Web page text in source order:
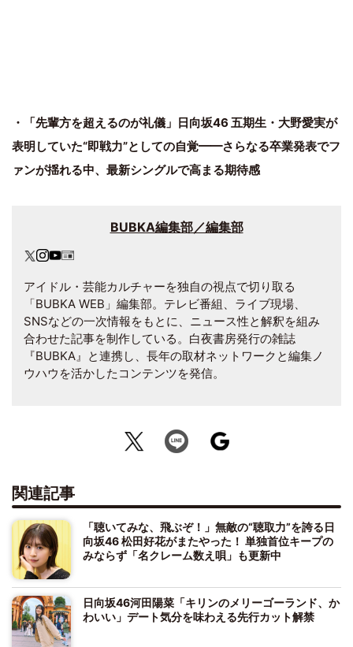
・「先輩方を超えるのが礼儀」日向坂46 五期生・大野愛実が
表明していた“即戦力”としての自覚━━さらなる卒業発表でフ
ァンが揺れる中、最新シングルで高まる期待感
BUBKA編集部／編集部
アイドル・芸能カルチャーを独自の視点で切り取る
「BUBKA WEB」編集部。テレビ番組、ライブ現場、
SNSなどの一次情報をもとに、ニュース性と解釈を組み
合わせた記事を制作している。白夜書房発行の雑誌
『BUBKA』と連携し、長年の取材ネットワークと編集ノ
ウハウを活かしたコンテンツを発信。
関連記事
「聴いてみな、飛ぶぞ！」無敵の“聴取力”を誇る日
向坂46 松田好花がまたやった！ 単独首位キープの
みならず「名クレーム数え唄」も更新中
日向坂46河田陽菜「キリンのメリーゴーランド、か
わいい」デート気分を味わえる先行カット解禁